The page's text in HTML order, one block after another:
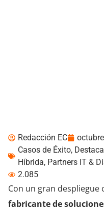
Redacción EC
Casos de Éxito,
Híbrida, Partners IT &
2.085
Con un gran despliegue
fabricante de